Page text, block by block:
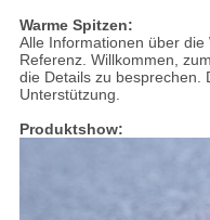
Warme Spitzen:
Alle Informationen über
Referenz. Willkommen,
die Details zu besprechen.
Unterstützung.
Produktshow: